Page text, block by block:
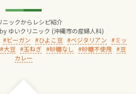
ニックからレシピ紹介
by ゆいクリニック (沖縄市の産婦人科)
ビーガン ひよこ豆 ベジタリアン
ミッ
大豆 玉ねぎ 砂糖なし 砂糖不使用
豆
カレー
らのごあいさつ
リニックの経営理念
診療料金